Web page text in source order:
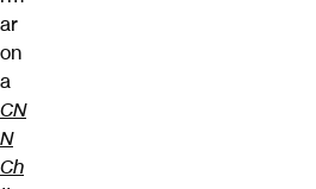
ar
on
a
CN
N
Ch